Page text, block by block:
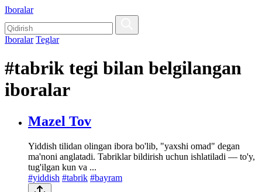
Iboralar
Iboralar Teglar
#tabrik tegi bilan belgilangan
iboralar
Mazel Tov
Yiddish tilidan olingan ibora bo'lib, "yaxshi omad" degan
ma'noni anglatadi. Tabriklar bildirish uchun ishlatiladi — to'y,
tug'ilgan kun va ...
#yiddish #tabrik #bayram